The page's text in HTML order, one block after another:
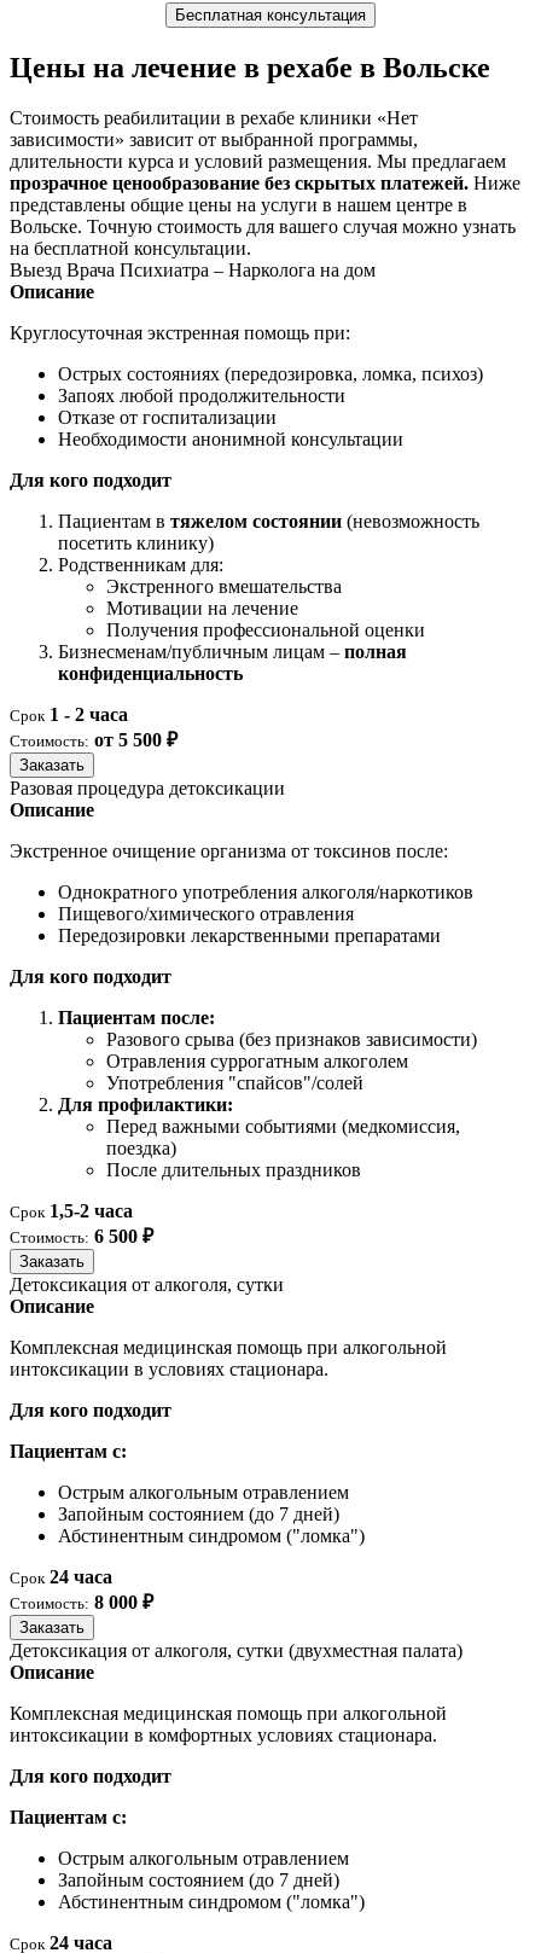
Бесплатная консультация
Цены на лечение в рехабе в Вольске
Стоимость реабилитации в рехабе клиники «Нет
зависимости» зависит от выбранной программы,
длительности курса и условий размещения. Мы предлагаем
прозрачное ценообразование без скрытых платежей. Ниже
представлены общие цены на услуги в нашем центре в
Вольске. Точную стоимость для вашего случая можно узнать
на бесплатной консультации.
Выезд Врача Психиатра – Нарколога на дом
Описание
Круглосуточная экстренная помощь при:
Острых состояниях (передозировка, ломка, психоз)
Запоях любой продолжительности
Отказе от госпитализации
Необходимости анонимной консультации
Для кого подходит
Пациентам в тяжелом состоянии (невозможность
посетить клинику)
Родственникам для:
Экстренного вмешательства
Мотивации на лечение
Получения профессиональной оценки
Бизнесменам/публичным лицам – полная
конфиденциальность
Срок 1 - 2 часа
Стоимость: от 5 500 ₽
Заказать
Разовая процедура детоксикации
Описание
Экстренное очищение организма от токсинов после:
Однократного употребления алкоголя/наркотиков
Пищевого/химического отравления
Передозировки лекарственными препаратами
Для кого подходит
Пациентам после:
Разового срыва (без признаков зависимости)
Отравления суррогатным алкоголем
Употребления "спайсов"/солей
Для профилактики:
Перед важными событиями (медкомиссия,
поездка)
После длительных праздников
Срок 1,5-2 часа
Стоимость: 6 500 ₽
Заказать
Детоксикация от алкоголя, сутки
Описание
Комплексная медицинская помощь при алкогольной
интоксикации в условиях стационара.
Для кого подходит
Пациентам с:
Острым алкогольным отравлением
Запойным состоянием (до 7 дней)
Абстинентным синдромом ("ломка")
Срок 24 часа
Стоимость: 8 000 ₽
Заказать
Детоксикация от алкоголя, сутки (двухместная палата)
Описание
Комплексная медицинская помощь при алкогольной
интоксикации в комфортных условиях стационара.
Для кого подходит
Пациентам с:
Острым алкогольным отравлением
Запойным состоянием (до 7 дней)
Абстинентным синдромом ("ломка")
Срок 24 часа